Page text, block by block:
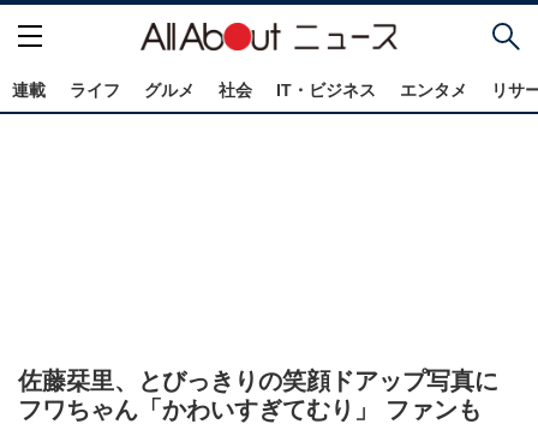
連載 ライフ グルメ 社会 IT・ビジネス エンタメ リサ
佐藤栞里、とびっきりの笑顔ドアップ写真に
フワちゃん「かわいすぎてむり」 ファンも